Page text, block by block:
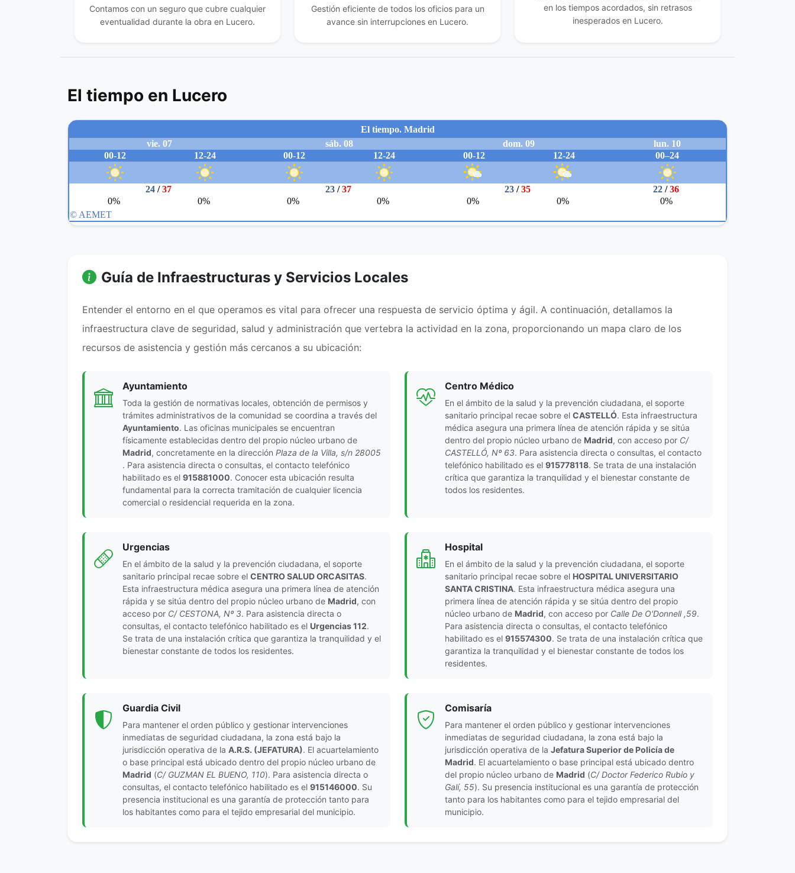
Contamos con un seguro que cubre cualquier
eventualidad durante la obra en Lucero.
Gestión eficiente de todos los oficios para un
avance sin interrupciones en Lucero.
en los tiempos acordados, sin retrasos
inesperados en Lucero.
El tiempo en Lucero
Guía de Infraestructuras y Servicios Locales
Entender el entorno en el que operamos es vital para ofrecer una respuesta de servicio óptima y ágil. A continuación, detallamos la
infraestructura clave de seguridad, salud y administración que vertebra la actividad en la zona, proporcionando un mapa claro de los
recursos de asistencia y gestión más cercanos a su ubicación:
Ayuntamiento
Toda la gestión de normativas locales, obtención de permisos y
trámites administrativos de la comunidad se coordina a través del
Ayuntamiento. Las oficinas municipales se encuentran
físicamente establecidas dentro del propio núcleo urbano de
Madrid, concretamente en la dirección Plaza de la Villa, s/n 28005
. Para asistencia directa o consultas, el contacto telefónico
habilitado es el 915881000. Conocer esta ubicación resulta
fundamental para la correcta tramitación de cualquier licencia
comercial o residencial requerida en la zona.
Centro Médico
En el ámbito de la salud y la prevención ciudadana, el soporte
sanitario principal recae sobre el CASTELLÓ. Esta infraestructura
médica asegura una primera línea de atención rápida y se sitúa
dentro del propio núcleo urbano de Madrid, con acceso por C/
CASTELLÓ, Nº 63. Para asistencia directa o consultas, el contacto
telefónico habilitado es el 915778118. Se trata de una instalación
crítica que garantiza la tranquilidad y el bienestar constante de
todos los residentes.
Urgencias
En el ámbito de la salud y la prevención ciudadana, el soporte
sanitario principal recae sobre el CENTRO SALUD ORCASITAS.
Esta infraestructura médica asegura una primera línea de atención
rápida y se sitúa dentro del propio núcleo urbano de Madrid, con
acceso por C/ CESTONA, Nº 3. Para asistencia directa o
consultas, el contacto telefónico habilitado es el Urgencias 112.
Se trata de una instalación crítica que garantiza la tranquilidad y el
bienestar constante de todos los residentes.
Hospital
En el ámbito de la salud y la prevención ciudadana, el soporte
sanitario principal recae sobre el HOSPITAL UNIVERSITARIO
SANTA CRISTINA. Esta infraestructura médica asegura una
primera línea de atención rápida y se sitúa dentro del propio
núcleo urbano de Madrid, con acceso por Calle De O'Donnell ,59.
Para asistencia directa o consultas, el contacto telefónico
habilitado es el 915574300. Se trata de una instalación crítica que
garantiza la tranquilidad y el bienestar constante de todos los
residentes.
Guardia Civil
Para mantener el orden público y gestionar intervenciones
inmediatas de seguridad ciudadana, la zona está bajo la
jurisdicción operativa de la A.R.S. (JEFATURA). El acuartelamiento
o base principal está ubicado dentro del propio núcleo urbano de
Madrid (C/ GUZMAN EL BUENO, 110). Para asistencia directa o
consultas, el contacto telefónico habilitado es el 915146000. Su
presencia institucional es una garantía de protección tanto para
los habitantes como para el tejido empresarial del municipio.
Comisaría
Para mantener el orden público y gestionar intervenciones
inmediatas de seguridad ciudadana, la zona está bajo la
jurisdicción operativa de la Jefatura Superior de Policía de
Madrid. El acuartelamiento o base principal está ubicado dentro
del propio núcleo urbano de Madrid (C/ Doctor Federico Rubio y
Galí, 55). Su presencia institucional es una garantía de protección
tanto para los habitantes como para el tejido empresarial del
municipio.